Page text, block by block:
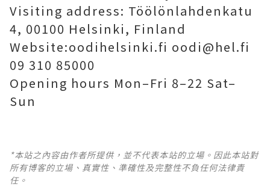
Visiting address: Töölönlahdenkatu
4, 00100 Helsinki, Finland
Website:oodihelsinki.fi oodi@hel.fi
09 310 85000
Opening hours Mon–Fri 8–22 Sat–
Sun
*本站之內容由作者所提供，並不代表本站的立場。因此本站對
所有博客的立場、真實性、準確性及完整性不負任何法律責
任。